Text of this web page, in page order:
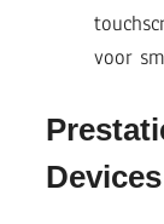
voor
Devices